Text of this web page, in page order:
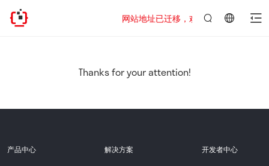
网站地址已迁移，欢迎访问新址：
Thanks for your attention!
产品中心 解决方案 开发者中心